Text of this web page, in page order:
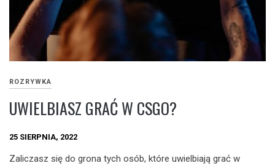
ROZRYWKA
UWIELBIASZ GRAĆ W CSGO?
25 SIERPNIA, 2022
Zaliczasz się do grona tych osób, które uwielbiają grać w